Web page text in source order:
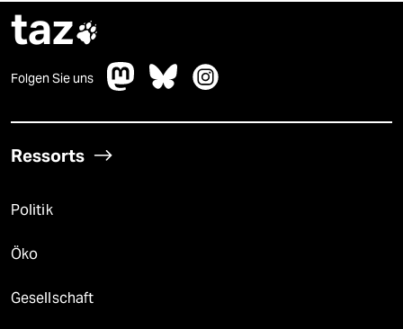
taz
Folgen Sie uns
Ressorts
Politik
Öko
Gesellschaft